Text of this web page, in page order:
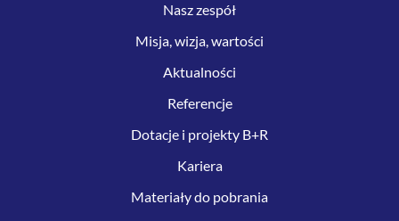
Nasz zespół
Misja, wizja, wartości
Aktualności
Referencje
Dotacje i projekty B+R
Kariera
Materiały do pobrania